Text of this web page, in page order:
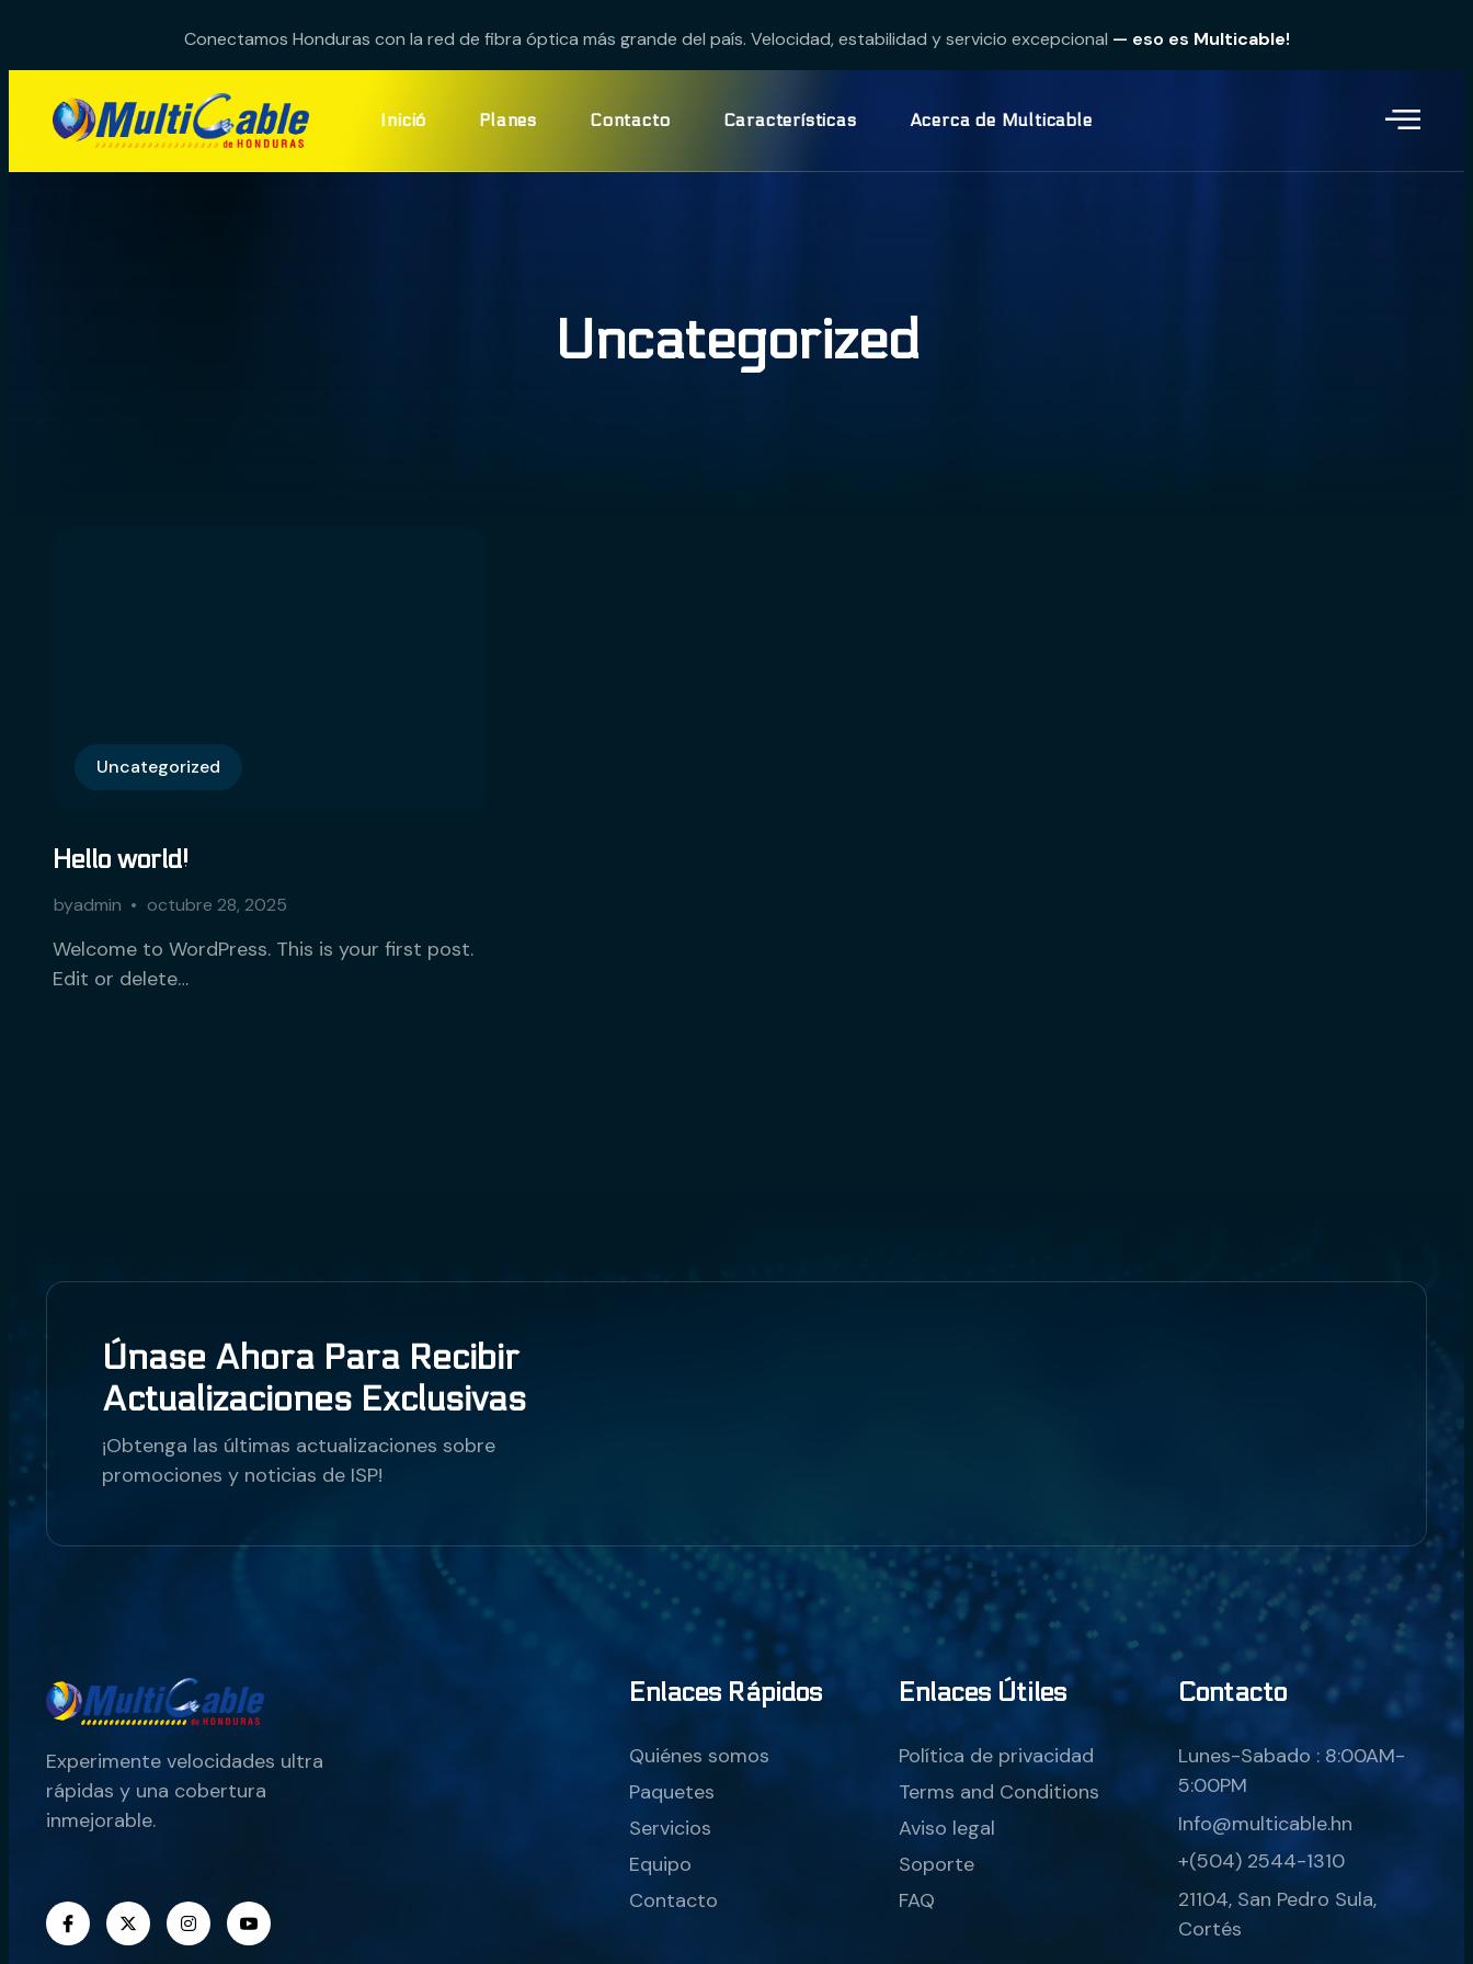
Conectamos Honduras con la red de fibra óptica más grande del país. Velocidad, estabilidad y servicio excepcional — eso es Multicable!
Inició Planes Contacto Características Acerca de Multicable
Uncategorized
Uncategorized
Hello world!
byadmin octubre 28, 2025
Welcome to WordPress. This is your first post.
Edit or delete…
Únase Ahora Para Recibir
Actualizaciones Exclusivas
¡Obtenga las últimas actualizaciones sobre
promociones y noticias de ISP!
Experimente velocidades ultra
rápidas y una cobertura
inmejorable.
Enlaces Rápidos
Quiénes somos
Paquetes
Servicios
Equipo
Contacto
Enlaces Útiles
Política de privacidad
Terms and Conditions
Aviso legal
Soporte
FAQ
Contacto
Lunes-Sabado : 8:00AM-
5:00PM
Info@multicable.hn
+(504) 2544-1310
21104, San Pedro Sula,
Cortés